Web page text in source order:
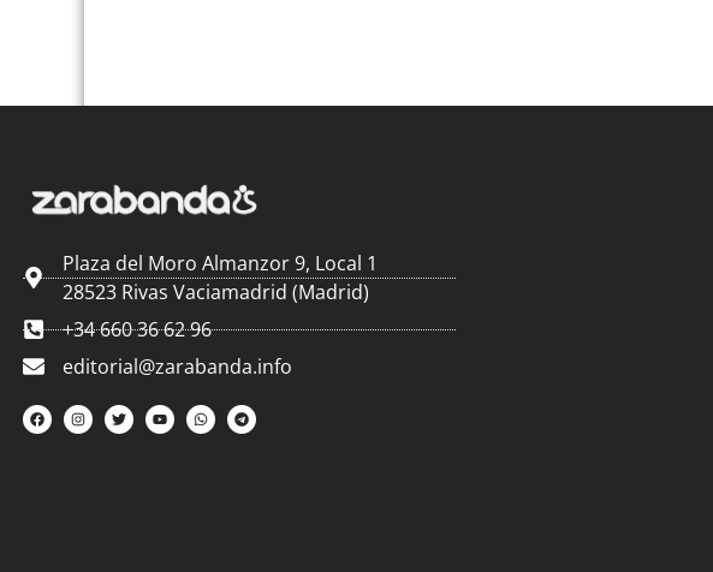
Plaza del Moro Almanzor 9, Local 1
28523 Rivas Vaciamadrid (Madrid)
+34 660 36 62 96
editorial@zarabanda.info